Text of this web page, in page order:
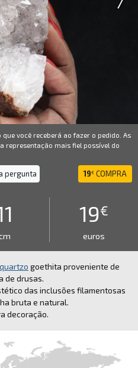
você receberá ao fazer o pedido. As
mais fiel possível do
pergunta 19€ COMPRA
19€
euros
quartzo goethita proveniente de
de drusas.
das inclusões filamentosas
bruta e natural.
decoração.